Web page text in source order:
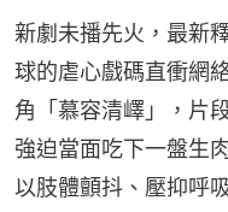
新劇未播先火，最新
球的虐心戲碼直衝網
角「慕容清嶧」，片
強迫當面吃下一盤生
以肢體顫抖、壓抑呼